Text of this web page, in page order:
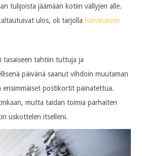
tulijoista jäämään kotiin vällyjen alle.
ulos, oli tarjollaharvinaisen
tasaiseen tahtiin tuttuja ja
päivänä saanut vihdoin muutaman
ensimmäiset postikortit painatettua.
mutta taidan toimia parhaiten
uskottelen itselleni.